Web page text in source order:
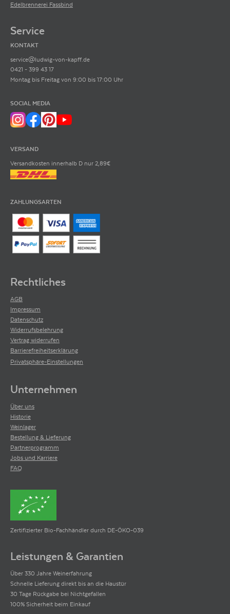
Edelbrennerei Fassbind
Service
KONTAKT
service@ludwig-von-kapff.de
0421 - 399 43 17
Montag bis Freitag von 9:00 bis 17:00 Uhr
SOCIAL MEDIA
VERSAND
Versandkosten innerhalb D nur 2,89€
ZAHLUNGSARTEN
Rechtliches
AGB
Impressum
Datenschutz
Widerrufsbelehrung
Vertrag widerrufen
Barrierefreiheitserklärung
Privatsphäre-Einstellungen
Unternehmen
Über uns
Historie
Weinlager
Bestellung & Lieferung
Partnerprogramm
Jobs und Karriere
FAQ
Zertifizierter Bio-Fachhändler durch DE-ÖKO-039
Leistungen & Garantien
Über 330 Jahre Weinerfahrung
Schnelle Lieferung direkt bis an die Haustür
30 Tage Rückgabe bei Nichtgefallen
100% Sicherheit beim Einkauf